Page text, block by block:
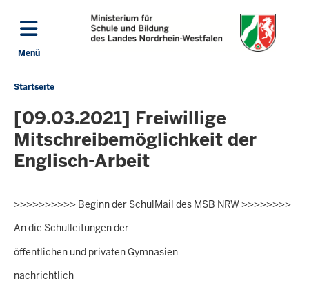
Direkt zum Inhalt
Menü
Sie
sich
hier
Startseite
[09.03.2021] Freiwillige
Mitschreibemöglichkeit der
Englisch-Arbeit
>>>>>>>>>> Beginn der SchulMail des MSB NRW >>>>>>>>
An die Schulleitungen der
öffentlichen und privaten Gymnasien
nachrichtlich